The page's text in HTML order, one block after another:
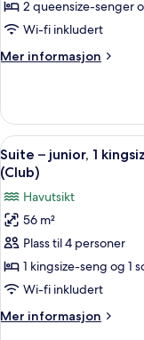
–
junior,
havkanten
2 queensize-senger
Wi-fi inkludert
Mer informasjon
Mer
–
junior,
ved
havkanten
(Club,
Double)
Åpne
alle
bildene
av
Suite
–
junior,
1
kingsize-
seng
6
Suite – junior, 1
(Club)
Havutsikt
56 m²
Plass til 4 personer
1 kingsize-seng og 1
Wi-fi inkludert
Mer informasjon
Mer